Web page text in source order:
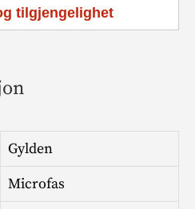
tilgjengelighet
Gylden
Microfas